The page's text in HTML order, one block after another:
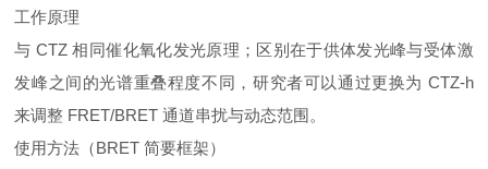
工作原理
与 CTZ 相同催化氧化发光原理；区别在于供体发光峰与受体激
发峰之间的光谱重叠程度不同，研究者可以通过更换为 CTZ‑h
来调整 FRET/BRET 通道串扰与动态范围。
使用方法（BRET 简要框架）